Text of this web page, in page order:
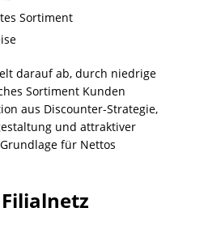
Sortiment
darauf ab, durch niedrige
Sortiment Kunden
aus Discounter-Strategie,
und attraktiver
für Nettos